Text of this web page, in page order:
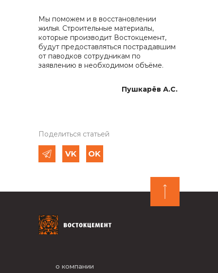
Мы поможем и в восстановлении
жилья. Строительные материалы,
которые производит Востокцемент,
будут предоставляться пострадавшим
от паводков сотрудникам по
заявлению в необходимом объёме.
Пушкарёв А.С.
Поделиться статьей
о компании